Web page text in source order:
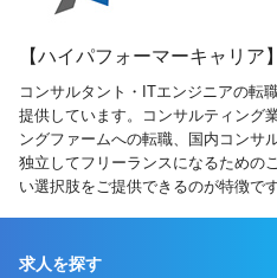
【ハイパフォーマーキャリア】
コンサルタント・ITエンジニアの転
提供しています。コンサルティング
ングファームへの転職、国内コンサ
独立してフリーランスになるための
い選択肢をご提供できるのが特徴です
求人を探す